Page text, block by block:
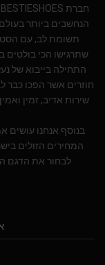
הנחשבים ביותר
תשומת לב, עם
שתרגישו הכי בולטים
שירות אדיב, זמין
בנוסף אנחנו עושים
המחירים הזולים
לבחור את הדגם